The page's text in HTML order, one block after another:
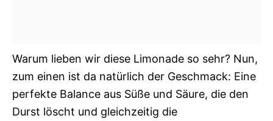
Warum lieben wir diese Limonade so sehr? Nun,
zum einen ist da natürlich der Geschmack: Eine
perfekte Balance aus Süße und Säure, die den
Durst löscht und gleichzeitig die